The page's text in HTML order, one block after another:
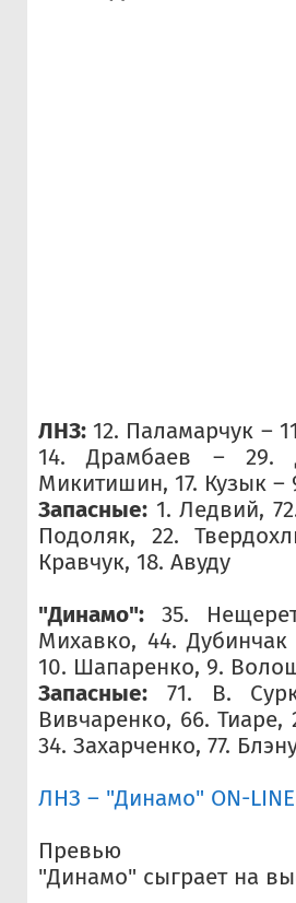
ЛНЗ: 12. Паламарчук –
14. Драмбаев – 29.
Микитишин, 17. Кузык –
Запасные: 1. Ледвий,
Подоляк, 22.
Кравчук, 18. Авуду
"Динамо": 35.
Михавко, 44.
10. Шапаренко, 9.
Запасные: 71. В.
Вивчаренко, 66.
34. Захарченко, 77.
ЛНЗ – "Динамо" ON-LINE
Превью
"Динамо" сыграет на